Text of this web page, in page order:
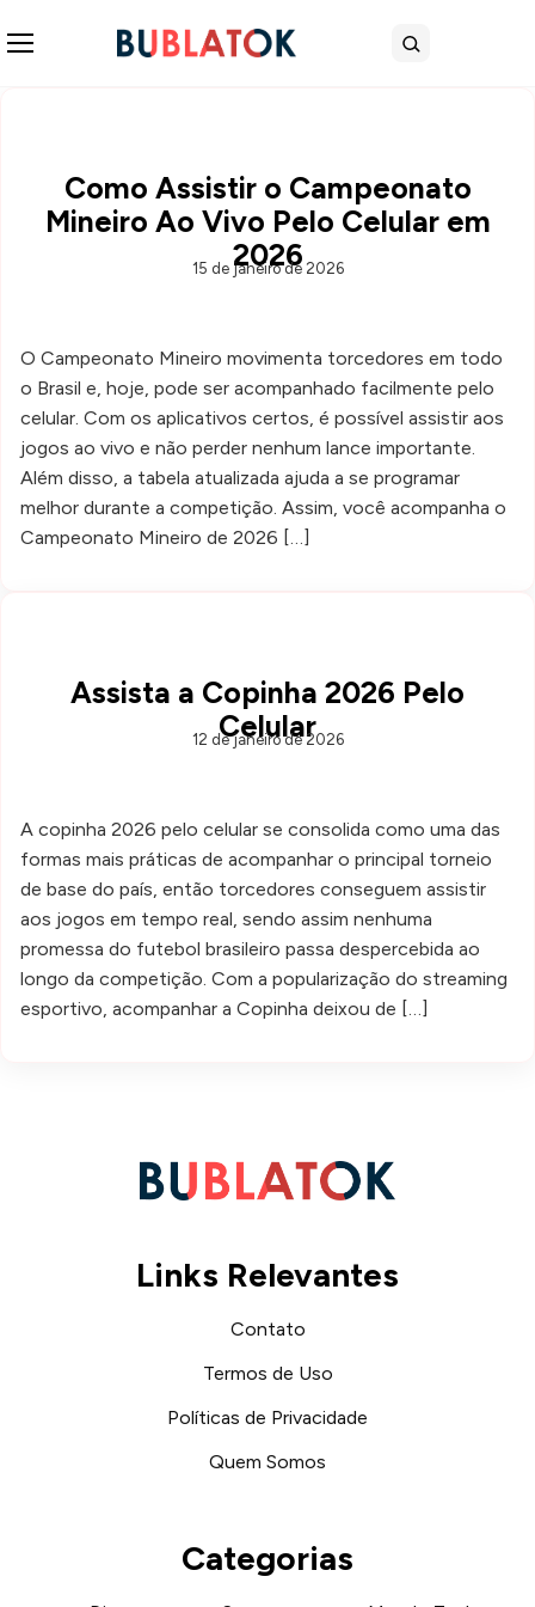
Buscar
Como Assistir o Campeonato
Mineiro Ao Vivo Pelo Celular em
2026
15 de janeiro de 2026
O Campeonato Mineiro movimenta torcedores em todo
o Brasil e, hoje, pode ser acompanhado facilmente pelo
celular. Com os aplicativos certos, é possível assistir aos
jogos ao vivo e não perder nenhum lance importante.
Além disso, a tabela atualizada ajuda a se programar
melhor durante a competição. Assim, você acompanha o
Campeonato Mineiro de 2026 […]
Assista a Copinha 2026 Pelo
Celular
12 de janeiro de 2026
A copinha 2026 pelo celular se consolida como uma das
formas mais práticas de acompanhar o principal torneio
de base do país, então torcedores conseguem assistir
aos jogos em tempo real, sendo assim nenhuma
promessa do futebol brasileiro passa despercebida ao
longo da competição. Com a popularização do streaming
esportivo, acompanhar a Copinha deixou de […]
Links Relevantes
Contato
Termos de Uso
Políticas de Privacidade
Quem Somos
Categorias